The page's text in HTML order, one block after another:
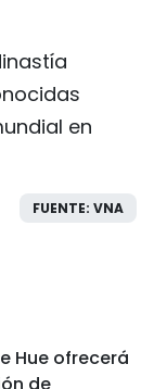
en
FUENTE: VNA
Hue ofrecerá